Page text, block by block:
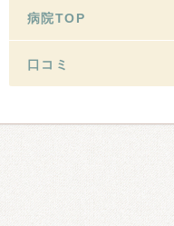
病院TOP
口コミ